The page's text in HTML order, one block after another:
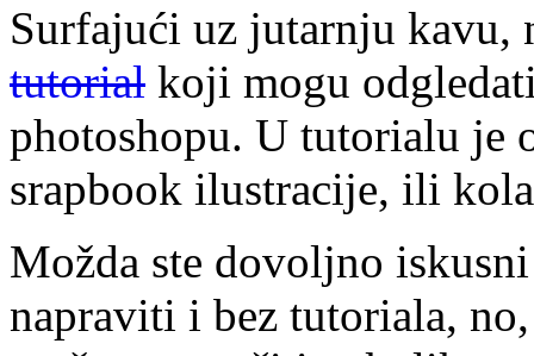
Surfajući uz jutarnju kavu,
tutorial koji mogu
photoshopu. U tutorialu je
srapbook ilustracije, ili
Možda ste dovoljno
napraviti i bez tutoriala,